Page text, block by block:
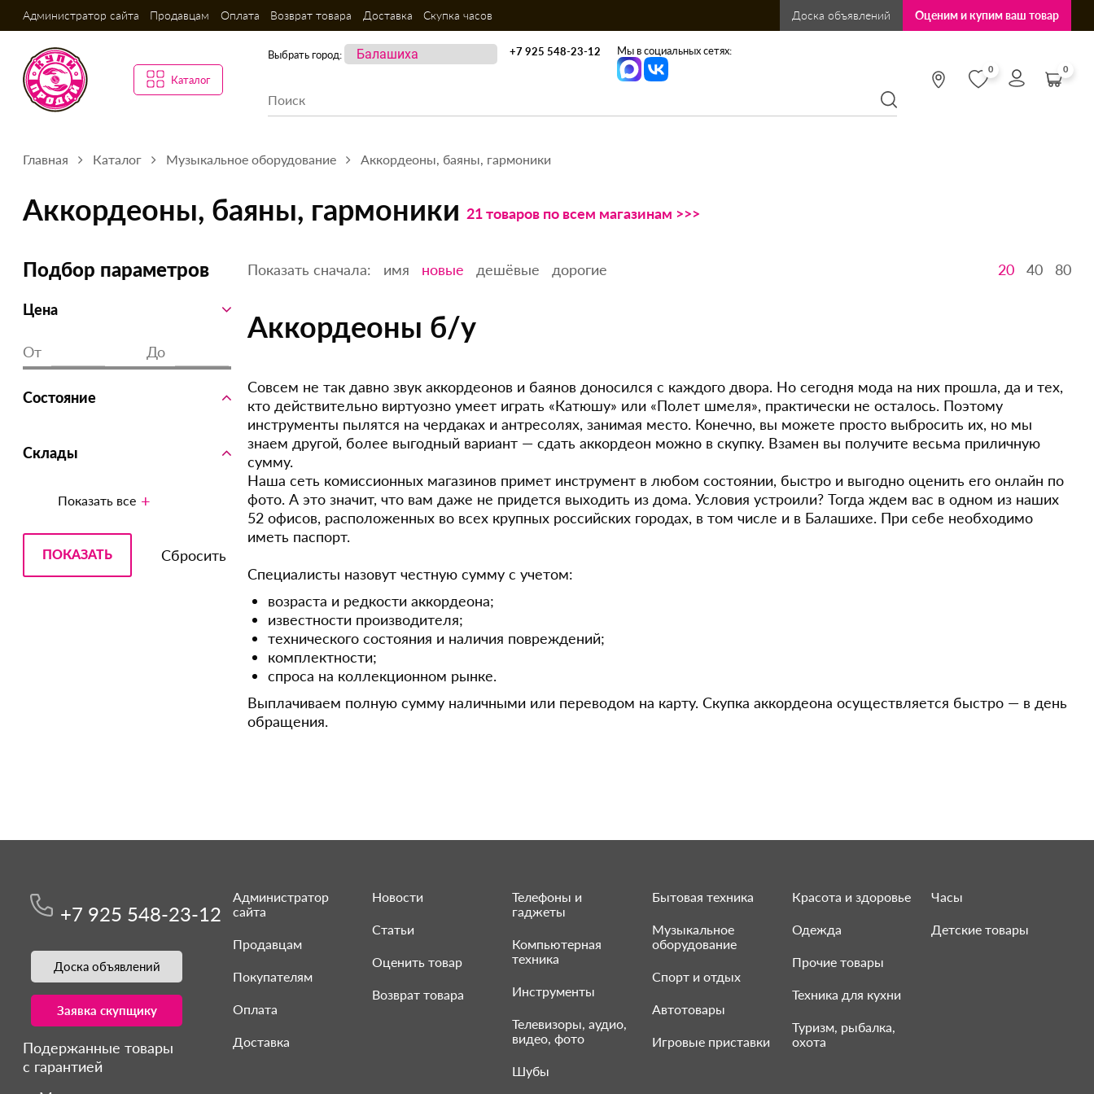
Администратор сайта Продавцам Оплата Возврат товара Доставка Скупка часов Доска объявлений Оценим и купим ваш товар
Каталог
Выбрать город: +7 925 548-23-12 Мы в социальных сетях:
0 0
Главная Каталог Музыкальное оборудование Аккордеоны, баяны, гармоники
Аккордеоны, баяны, гармоники 21 товаров по всем магазинам >>>
Подбор параметров
Цена
От До
Состояние
Склады
Показать все
Показать сначала: имя новые дешёвые дорогие 20 40 80
Аккордеоны б/у
Совсем не так давно звук аккордеонов и баянов доносился с каждого двора. Но сегодня мода на них прошла, да и тех,
кто действительно виртуозно умеет играть «Катюшу» или «Полет шмеля», практически не осталось. Поэтому
инструменты пылятся на чердаках и антресолях, занимая место. Конечно, вы можете просто выбросить их, но мы
знаем другой, более выгодный вариант — сдать аккордеон можно в скупку. Взамен вы получите весьма приличную
сумму.
Наша сеть комиссионных магазинов примет инструмент в любом состоянии, быстро и выгодно оценить его онлайн по
фото. А это значит, что вам даже не придется выходить из дома. Условия устроили? Тогда ждем вас в одном из наших
52 офисов, расположенных во всех крупных российских городах, в том числе и в Балашихе. При себе необходимо
иметь паспорт.
Специалисты назовут честную сумму с учетом:
возраста и редкости аккордеона;
известности производителя;
технического состояния и наличия повреждений;
комплектности;
спроса на коллекционном рынке.
Выплачиваем полную сумму наличными или переводом на карту. Скупка аккордеона осуществляется быстро — в день
обращения.
+7 925 548-23-12
Доска объявлений
Заявка скупщику
Подержанные товары
с гарантией
Администратор
сайта
Продавцам
Покупателям
Оплата
Доставка
Новости
Статьи
Оценить товар
Возврат товара
Телефоны и
гаджеты
Компьютерная
техника
Инструменты
Телевизоры, аудио,
видео, фото
Шубы
Бытовая техника
Музыкальное
оборудование
Спорт и отдых
Автотовары
Игровые приставки
Красота и здоровье
Одежда
Прочие товары
Техника для кухни
Туризм, рыбалка,
охота
Часы
Детские товары